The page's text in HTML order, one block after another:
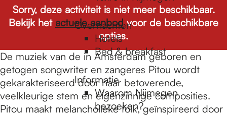
Overnachten
Hotels
Bed & breakfast
Informatie
Waarom Nijmegen
bezoeken?
Sorry, deze activiteit is niet meer beschikbaar.
Bekijk het actuele aanbodvoor de beschikbare
opties.
De muziek van de in Amsterdam geboren en
getogen songwriter en zangeres Pitou wordt
gekarakteriseerd door haar betoverende,
veelkleurige stem en eigenzinnige composities.
Pitou maakt melancholieke folk, geïnspireerd door